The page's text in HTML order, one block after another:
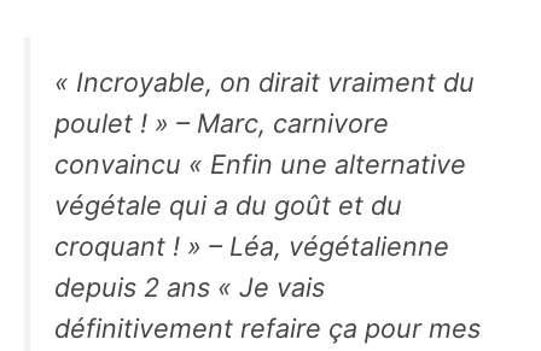
« Incroyable, on dirait vraiment du
poulet ! » – Marc, carnivore
convaincu « Enfin une alternative
végétale qui a du goût et du
croquant ! » – Léa, végétalienne
depuis 2 ans « Je vais
définitivement refaire ça pour mes